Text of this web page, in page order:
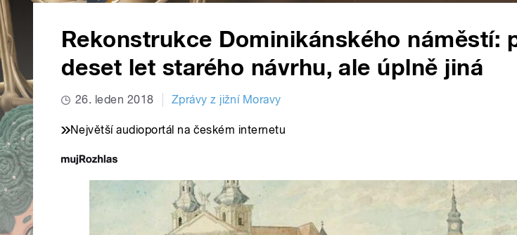
Rekonstrukce Dominikánského náměstí:
deset let starého návrhu, ale úplně jiná
26. leden 2018 Zprávy z jižní Moravy
Největší audioportál na českém internetu